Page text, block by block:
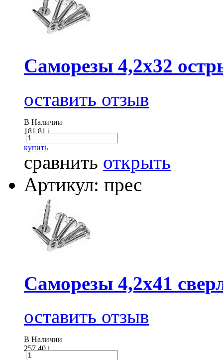
Саморезы 4,2х32
оставить отзыв
В Наличии
181.81i
купить
сравнить открыть
Артикул: прес
Саморезы 4,2х41
оставить отзыв
В Наличии
257.40i